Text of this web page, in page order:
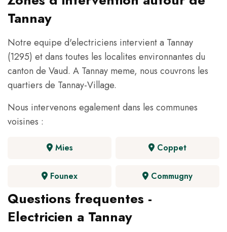
Tannay
Notre equipe d'electriciens intervient a Tannay
(1295) et dans toutes les localites environnantes du
canton de Vaud. A Tannay meme, nous couvrons les
quartiers de Tannay-Village.
Nous intervenons egalement dans les communes
voisines :
Mies Coppet
Founex Commugny
Questions frequentes -
Electricien a Tannay